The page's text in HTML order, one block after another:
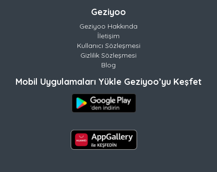
Geziyoo
Geziyoo Hakkında
İletişim
Kullanıcı Sözleşmesi
Gizlilik Sözleşmesi
Blog
Mobil Uygulamaları Yükle Geziyoo’yu Keşfet